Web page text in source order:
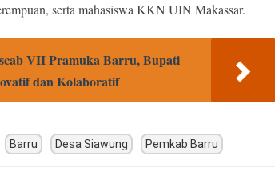
serta mahasiswa KKN UIN Makassar.
VII Pramuka Barru, Bupati
dan Kolaboratif
Barru Desa Siawung Pemkab Barru